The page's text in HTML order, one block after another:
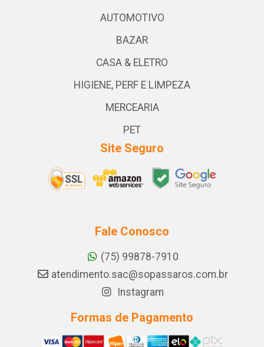
AUTOMOTIVO
BAZAR
CASA & ELETRO
HIGIENE, PERF E LIMPEZA
MERCEARIA
PET
Site Seguro
Fale Conosco
(75) 99878-7910
atendimento.sac@sopassaros.com.br
Instagram
Formas de Pagamento